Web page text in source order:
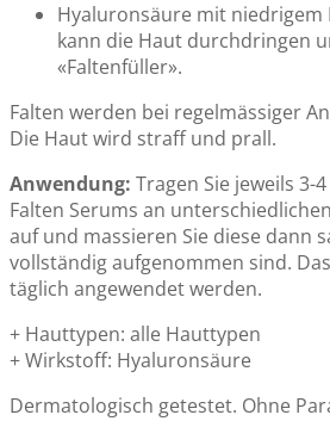
Hyaluronsäure mit niedrigem
kann die Haut durchdringen
«Faltenfüller».
Falten werden bei regelmässiger
Die Haut wird straff und prall.
Anwendung: Tragen Sie jeweils 3-
Falten Serums an
auf und massieren Sie diese dann
vollständig aufgenommen sind.
täglich angewendet werden.
+ Hauttypen: alle Hauttypen
+ Wirkstoff: Hyaluronsäure
Dermatologisch getestet. Ohne